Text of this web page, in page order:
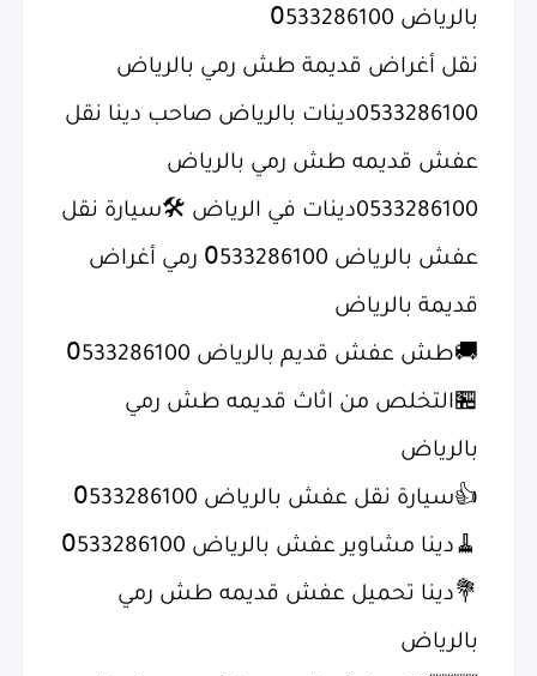
بالرياض 0َ533286100
؜نقل أغراض قديمة طش رمي بالرياض
0533286100دينات بالرياض صاحب دينا نقل
عفش قديمه طش رمي بالرياض
0533286100دينات في الرياض 🛠سيارة نقل
عفش بالرياض 0َ533286100 رمي أغراض
قديمة بالرياض
؜🚚طش عفش قديم بالرياض 0َ533286100
؜🏪التخلص من اثاث قديمه طش رمي
بالرياض
؜👍سيارة نقل عفش بالرياض 0َ533286100
؜🧹دينا مشاوير عفش بالرياض 0َ533286100
؜💐دينا تحميل عفش قديمه طش رمي
بالرياض